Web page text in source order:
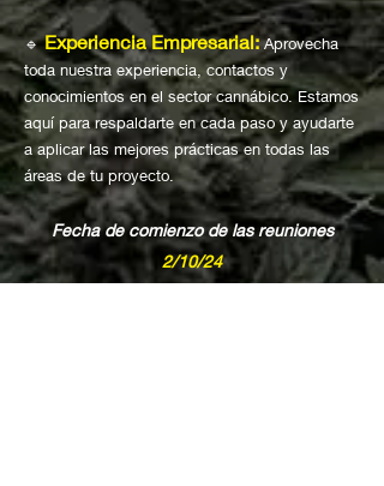
🔹Experiencia Empresarial:Aprovecha
toda nuestra experiencia, contactos y
conocimientos en el sector cannábico. Estamos
aquí para respaldarte en cada paso y ayudarte
a aplicar las mejores prácticas en todas las
áreas de tu proyecto.
Fecha de comienzo de las reuniones
2/10/24